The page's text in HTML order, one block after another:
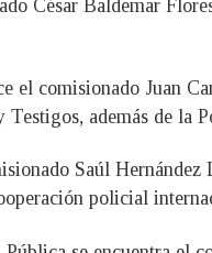
César Baldemar
el comisionado Juan
además de la
Saúl Hernández
policial